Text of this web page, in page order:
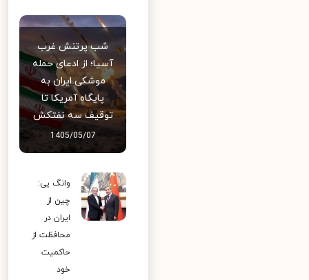
شب پرتنش غرب
آسیا؛ از ادعای حمله
موشکی ایران به
پایگاه آمریکا تا
توقیف سه نفتکش
1405/05/07
وانگ یی:
چین از
ایران در
محافظت از
حاکمیت
خود